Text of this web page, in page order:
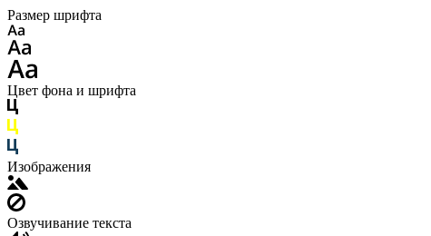
Размер шрифта
Цвет фона и шрифта
Изображения
Озвучивание текста